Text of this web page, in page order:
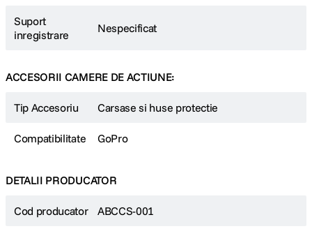
Suport
inregistrare
Nespecificat
ACCESORII CAMERE DE ACTIUNE:
Tip Accesoriu Carsase si huse protectie
Compatibilitate GoPro
DETALII PRODUCATOR
Cod producator ABCCS-001